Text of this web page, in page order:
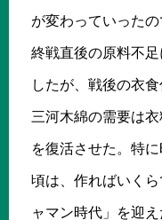
が変わっていったの
終戦直後の原料不
したが、戦後の衣
三河木綿の需要は
を復活させた。特
頃は、作ればいく
ャマン時代」を迎